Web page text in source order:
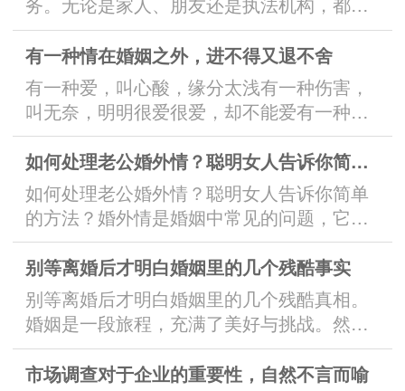
当老公在有了经济基础后，却选择出轨，这
不仅是对婚姻的亵渎，更是对夫妻之间...
望能够尽快找到失踪的人员，以确保他们的
正常。以下是在寻找失踪人员时可以采取的
一些行动。首先，及时报警是寻找失踪人员
的关键步骤之一。一旦确认有人失踪，立即
通知当地警察或相关执法机构，提供详细的
失踪人员信息和可能的线索。警方将根...
有一种情在婚姻之外，进不得又退不舍
有一种爱，叫心酸，缘分太浅有一种伤害，
叫无奈，明明很爱很爱，却不能爱有一种
情，叫婚姻之外，进不去，退不舍有一种爱
情，叫遗憾，在错时间里爱上了你爱情，未
曾有对错，时光有对错；爱一位人，未曾有
对错，爱错了人，已经是错。爱情很美，激
发了许多诗人的灵感，没有天赋的人，融入
爱情之中，心都会变得柔情，增添几分诗...
如何处理老公婚外情？聪明女人告诉你简单的方法
如何处理老公婚外情？聪明女人告诉你简单
的方法？婚外情是婚姻中常见的问题，它可
能给家庭带来不可挽回的破裂和伤害。然
而，作为一个聪明的女人，你可以采取一些
简单而实用的方法来处理这个棘手的问题。
首先，保持冷静和理智是非常重要的。当你
发现自己的丈夫有婚外情时，可能会感到极
度的愤怒、伤心和失望。然而，情绪...
别等离婚后才明白婚姻里的几个残酷事实
别等离婚后才明白婚姻里的几个残酷真相。
婚姻是一段旅程，充满了美好与挑战。然
而，很多人在婚姻中经历了许多意想不到的
事情，直到分离才真正意识到其中的苦涩。
市场调查对于企业的重要性，自然不言而喻